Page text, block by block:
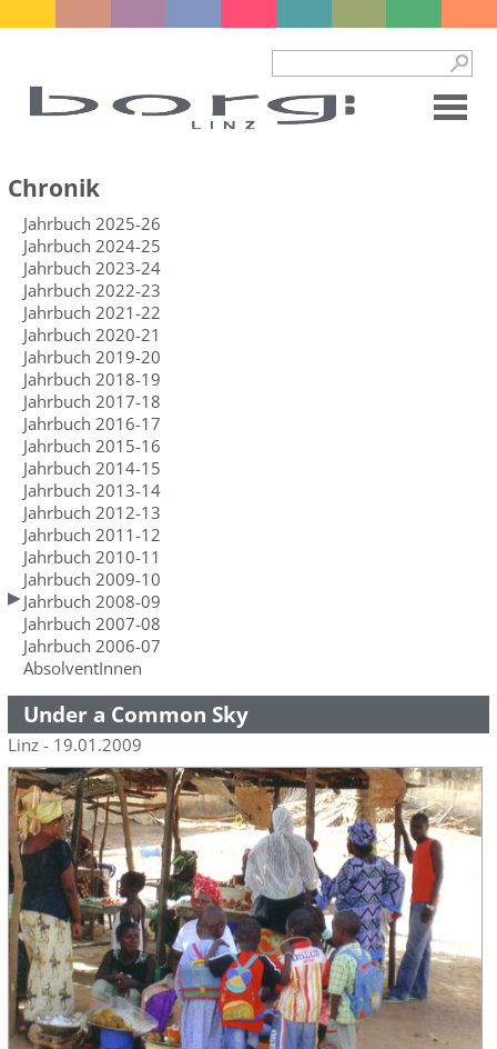
Chronik
Jahrbuch 2025-26
Jahrbuch 2024-25
Jahrbuch 2023-24
Jahrbuch 2022-23
Jahrbuch 2021-22
Jahrbuch 2020-21
Jahrbuch 2019-20
Jahrbuch 2018-19
Jahrbuch 2017-18
Jahrbuch 2016-17
Jahrbuch 2015-16
Jahrbuch 2014-15
Jahrbuch 2013-14
Jahrbuch 2012-13
Jahrbuch 2011-12
Jahrbuch 2010-11
Jahrbuch 2009-10
Jahrbuch 2008-09
Jahrbuch 2007-08
Jahrbuch 2006-07
AbsolventInnen
Under a Common Sky
Linz - 19.01.2009